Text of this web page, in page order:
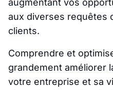
augmentant vos
aux diverses requêtes
clients.
Comprendre et
grandement améliorer
votre entreprise et sa